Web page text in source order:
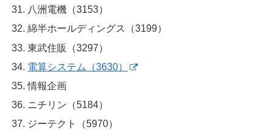
八洲電機（3153）
綿半ホールディングス（3199）
東武住販（3297）
電算システム（3630）
情報企画
ニチリン（5184）
ジーテクト（5970）